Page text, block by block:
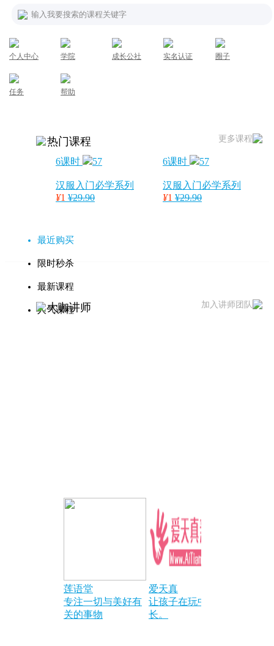
输入我要搜索的课程关键字
个人中心 学院 成长公社 实名认证 圈子
任务 帮助
更多课程
热门课程
6课时 57
汉服入门必学系列
¥1 ¥29.90
6课时 57
汉服入门必学系列
¥1 ¥29.90
最近购买
限时秒杀
最新课程
人气课程
加入讲师团队
大咖讲师
莲语堂
专注一切与美好有
关的事物
爱天真
让孩子在玩中成
长。